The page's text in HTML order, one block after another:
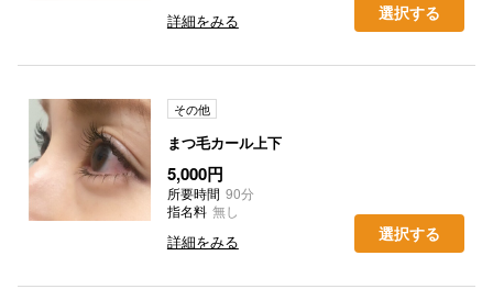
詳細をみる 選択する
その他
まつ毛カール上下
5,000円
所要時間 90分
指名料 無し
詳細をみる 選択する